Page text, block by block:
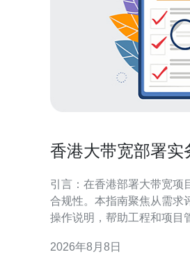
香港大带宽部署实
引言：在香港部署大带宽项
合规性。本指南聚焦从需求
操作说明，帮助工程和项目
与容量规划 对香港大带宽部署，首先需进行业务流量
2026年8月8日